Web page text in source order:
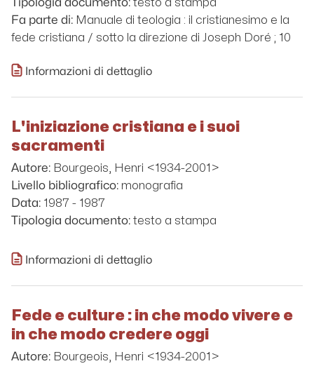
Tipologia documento:
Fa parte di: Manuale di teologia : il cristianesimo e la
fede cristiana / sotto la direzione di Joseph Doré ; 10
Informazioni di dettaglio
L'iniziazione cristiana e i suoi
sacramenti
Autore: Bourgeois, Henri <1934-2001>
Livello bibliografico: monografia
Data: 1987 - 1987
Tipologia documento: testo a stampa
Informazioni di dettaglio
Fede e culture : in che modo vivere e
in che modo credere oggi
Autore: Bourgeois, Henri <1934-2001>